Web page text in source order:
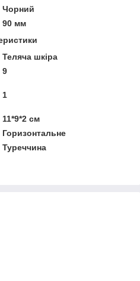
Чорний
90 мм
Теляча шкіра
9
1
11*9*2 см
Горизонтальне
Туреччина